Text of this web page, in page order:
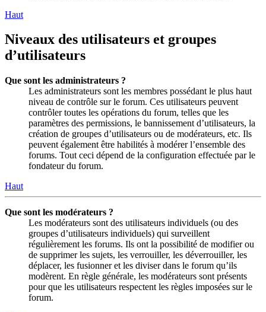
Haut
Niveaux des utilisateurs et groupes
d’utilisateurs
Que sont les administrateurs ?
Les administrateurs sont les membres possédant le plus haut
niveau de contrôle sur le forum. Ces utilisateurs peuvent
contrôler toutes les opérations du forum, telles que les
paramètres des permissions, le bannissement d’utilisateurs, la
création de groupes d’utilisateurs ou de modérateurs, etc. Ils
peuvent également être habilités à modérer l’ensemble des
forums. Tout ceci dépend de la configuration effectuée par le
fondateur du forum.
Haut
Que sont les modérateurs ?
Les modérateurs sont des utilisateurs individuels (ou des
groupes d’utilisateurs individuels) qui surveillent
régulièrement les forums. Ils ont la possibilité de modifier ou
de supprimer les sujets, les verrouiller, les déverrouiller, les
déplacer, les fusionner et les diviser dans le forum qu’ils
modèrent. En règle générale, les modérateurs sont présents
pour que les utilisateurs respectent les règles imposées sur le
forum.